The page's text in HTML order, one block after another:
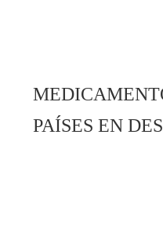
PAÍSES EN